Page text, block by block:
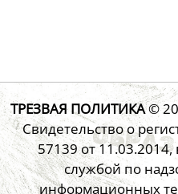
ТРЕЗВАЯ ПОЛИТИКА©
Свидетельство о
57139 от
службой по
информационных